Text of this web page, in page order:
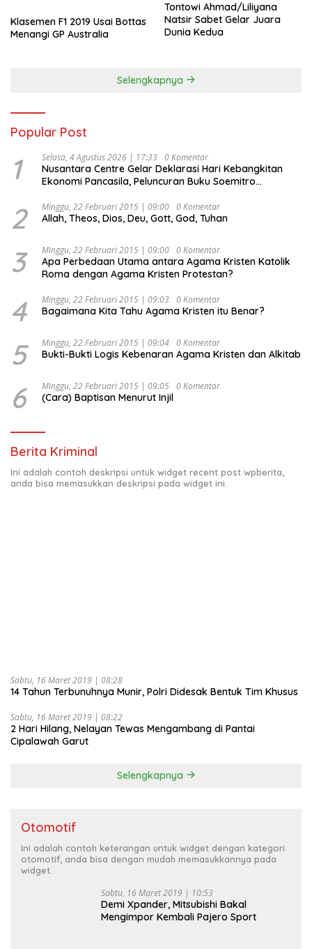
Klasemen F1 2019 Usai Bottas
Menangi GP Australia
Tontowi Ahmad/Liliyana
Natsir Sabet Gelar Juara
Dunia Kedua
Selengkapnya
Popular Post
1 Selasa, 4 Agustus 2026 | 17:33 0 Komentar
Nusantara Centre Gelar Deklarasi Hari Kebangkitan
Ekonomi Pancasila, Peluncuran Buku Soemitro
Ekonomi Politik Indonesia) & Simposium Nasional
“Urgensi Undang-Undang Perekonomian Nasional dan
Indonesia Emas 2045”,
2 Minggu, 22 Februari 2015 | 09:00 0 Komentar
Allah, Theos, Dios, Deu, Gott, God, Tuhan
3 Minggu, 22 Februari 2015 | 09:00 0 Komentar
Apa Perbedaan Utama antara Agama Kristen Katolik
Roma dengan Agama Kristen Protestan?
4 Minggu, 22 Februari 2015 | 09:03 0 Komentar
Bagaimana Kita Tahu Agama Kristen itu Benar?
5 Minggu, 22 Februari 2015 | 09:04 0 Komentar
Bukti-Bukti Logis Kebenaran Agama Kristen dan Alkitab
6 Minggu, 22 Februari 2015 | 09:05 0 Komentar
(Cara) Baptisan Menurut Injil
Berita Kriminal
Ini adalah contoh deskripsi untuk widget recent post wpberita,
anda bisa memasukkan deskripsi pada widget ini.
Sabtu, 16 Maret 2019 | 08:28
14 Tahun Terbunuhnya Munir, Polri Didesak Bentuk Tim Khusus
Sabtu, 16 Maret 2019 | 08:22
2 Hari Hilang, Nelayan Tewas Mengambang di Pantai
Cipalawah Garut
Selengkapnya
Otomotif
Ini adalah contoh keterangan untuk widget dengan kategori
otomotif, anda bisa dengan mudah memasukkannya pada
widget.
Sabtu, 16 Maret 2019 | 10:53
Demi Xpander, Mitsubishi Bakal
Mengimpor Kembali Pajero Sport